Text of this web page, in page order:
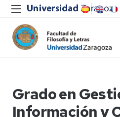
Grado en
Información y